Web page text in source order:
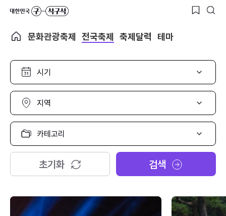
문화관광축제 전국축제 축제달력 테마
시
선
택
지
선
택
카
고
리
택
초기화 검색